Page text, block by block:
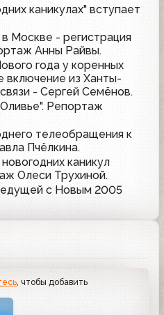
каникулах" вступает
Москве - регистрация
Анны Райвы.
года у коренных
включение из Ханты-
- Сергей Семёнов.
Репортаж
телеобращения к
Пчёлкина.
каникул
Олеси Трухиной.
с Новым 2005
, чтобы добавить